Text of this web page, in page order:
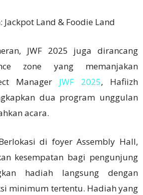
Land & Foodie Land
JWF 2025 juga dirancang
zone yang memanjakan
Manager JWF 2025, Hafiizh
dua program unggulan
acara.
di foyer Assembly Hall,
kesempatan bagi pengunjung
hadiah langsung dengan
minimum tertentu. Hadiah yang